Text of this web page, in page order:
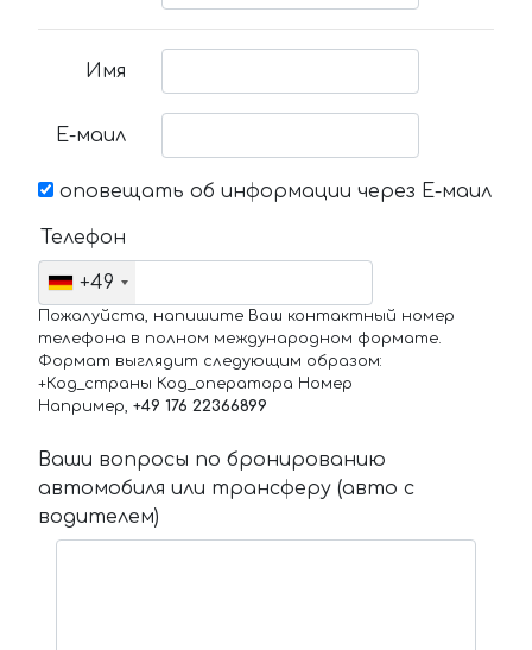
Имя
Е-маил
оповещать об информации через Е-маил
Телефон
+49
Пожалуйста, напишите Ваш контактный номер
телефона в полном международном формате.
Формат выглядит следующим образом:
+Код_страны Код_оператора Номер
Например, +49 176 22366899
Ваши вопросы по бронированию
автомобиля или трансферу (авто с
водителем)